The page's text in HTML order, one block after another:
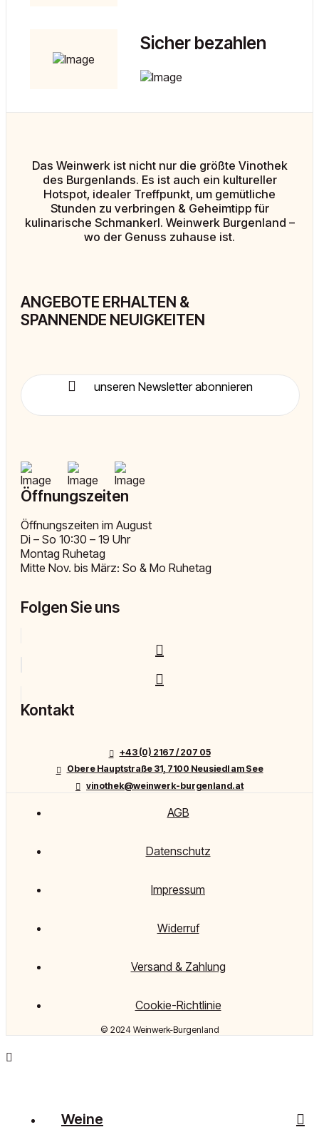
Sicher bezahlen
Das Weinwerk ist nicht nur die größte Vinothek
des Burgenlands. Es ist auch ein kultureller
Hotspot, idealer Treffpunkt, um gemütliche
Stunden zu verbringen & Geheimtipp für
kulinarische Schmankerl. Weinwerk Burgenland –
wo der Genuss zuhause ist.
ANGEBOTE ERHALTEN &
SPANNENDE NEUIGKEITEN
unseren Newsletter abonnieren
Öffnungszeiten
Öffnungszeiten im August
Di – So 10:30 – 19 Uhr
Montag Ruhetag
Mitte Nov. bis März: So & Mo Ruhetag
Folgen Sie uns
Kontakt
+43 (0) 2167 / 207 05
Obere Hauptstraße 31, 7100 Neusiedl am See
vinothek@weinwerk-burgenland.at
© 2024 Weinwerk-Burgenland
AGB
Datenschutz
Impressum
Widerruf
Versand & Zahlung
Cookie-Richtlinie
Weine